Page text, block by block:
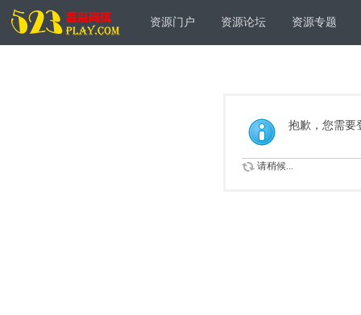
资源门户 资源论坛 资源专题
抱歉，您需要
请稍候...